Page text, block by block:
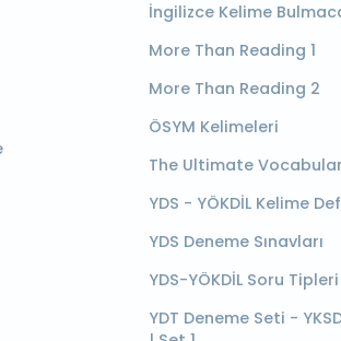
İngilizce Kelime
More Than Reading 1
More Than Reading 2
ÖSYM Kelimeleri
The Ultimate
YDS - YÖKDİL Kelime
YDS Deneme Sınavları
YDS-YÖKDİL Soru Tipleri
YDT Deneme Seti -